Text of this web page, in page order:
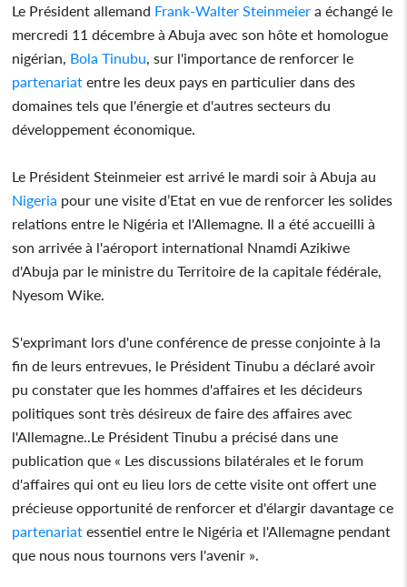
Le Président allemand Frank-Walter Steinmeier a échangé le
mercredi 11 décembre à Abuja avec son hôte et homologue
nigérian, Bola Tinubu, sur l'importance de renforcer le
partenariat entre les deux pays en particulier dans des
domaines tels que l'énergie et d'autres secteurs du
développement économique.
Le Président Steinmeier est arrivé le mardi soir à Abuja au
Nigeria pour une visite d’Etat en vue de renforcer les solides
relations entre le Nigéria et l'Allemagne. Il a été accueilli à
son arrivée à l'aéroport international Nnamdi Azikiwe
d'Abuja par le ministre du Territoire de la capitale fédérale,
Nyesom Wike.
S'exprimant lors d'une conférence de presse conjointe à la
fin de leurs entrevues, le Président Tinubu a déclaré avoir
pu constater que les hommes d'affaires et les décideurs
politiques sont très désireux de faire des affaires avec
l'Allemagne..Le Président Tinubu a précisé dans une
publication que « Les discussions bilatérales et le forum
d'affaires qui ont eu lieu lors de cette visite ont offert une
précieuse opportunité de renforcer et d'élargir davantage ce
partenariat essentiel entre le Nigéria et l'Allemagne pendant
que nous nous tournons vers l'avenir ».